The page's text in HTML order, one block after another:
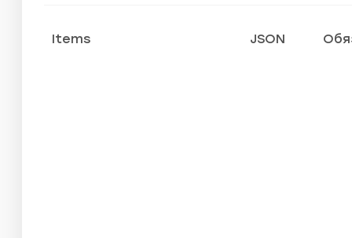
Items JSON